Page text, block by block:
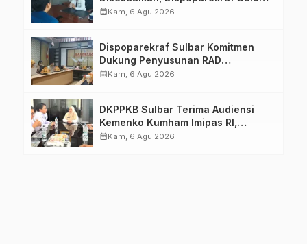
Pastikan Persiapan Tetap
calendar_monthKam, 6 Agu 2026
Dispoparekraf Sulbar Komitmen
Dukung Penyusunan RAD
TPB/SDGs Sulawesi Barat
calendar_monthKam, 6 Agu 2026
DKPPKB Sulbar Terima Audiensi
Kemenko Kumham Imipas RI,
Perkuat Pelayanan Kesehatan bagi
calendar_monthKam, 6 Agu 2026